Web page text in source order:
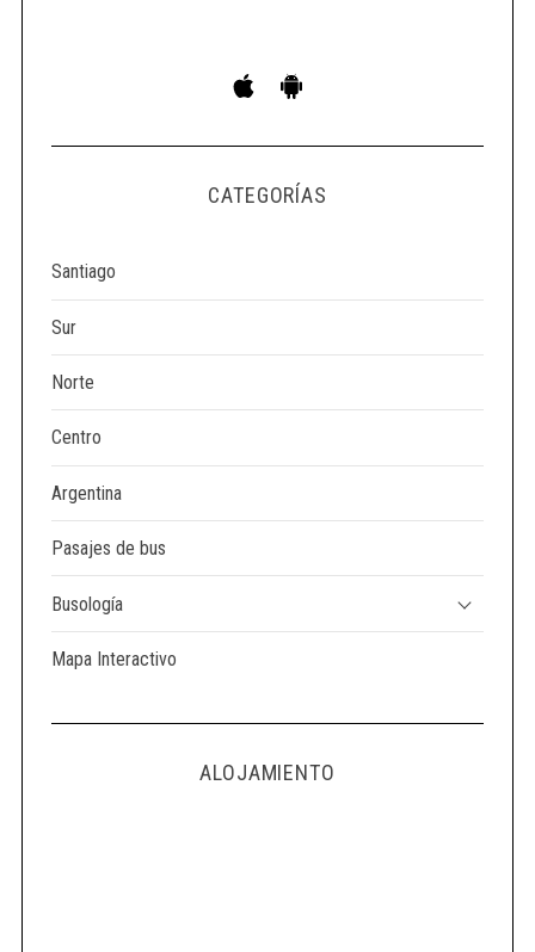
CATEGORÍAS
Santiago
Sur
Norte
Centro
Argentina
Pasajes de bus
Busología
Mapa Interactivo
ALOJAMIENTO
r
: